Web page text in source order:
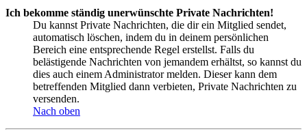
Ich bekomme ständig unerwünschte Private Nachrichten!
Du kannst Private Nachrichten, die dir ein Mitglied sendet,
automatisch löschen, indem du in deinem persönlichen
Bereich eine entsprechende Regel erstellst. Falls du
belästigende Nachrichten von jemandem erhältst, so kannst du
dies auch einem Administrator melden. Dieser kann dem
betreffenden Mitglied dann verbieten, Private Nachrichten zu
versenden.
Nach oben